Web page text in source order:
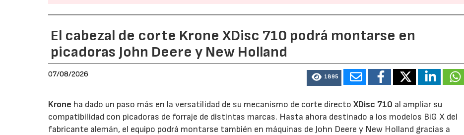
El cabezal de corte Krone XDisc 710 podrá montarse en
picadoras John Deere y New Holland
07/08/2026 1895
Krone ha dado un paso más en la versatilidad de su mecanismo de corte directoXDisc 710 al ampliar su
compatibilidad con picadoras de forraje de distintas marcas. Hasta ahora destinado a los modelos BiG X del
fabricante alemán, el equipo podrá montarse también en máquinas de John Deere y New Holland gracias a